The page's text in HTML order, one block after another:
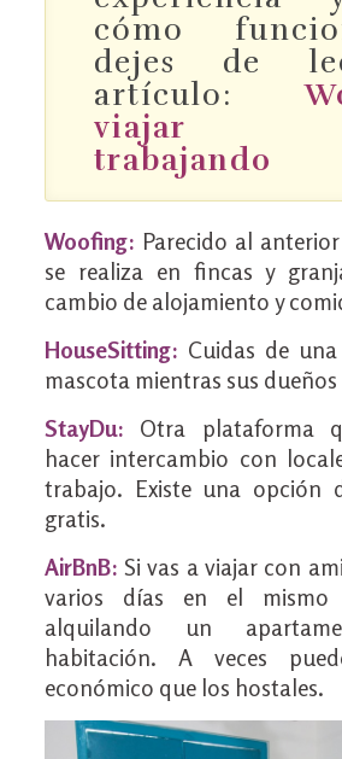
cómo
dejes de
artículo:
viajar
trabajando
Woofing: Parecido al
se realiza en fincas y
cambio de alojamiento y
HouseSitting: Cuidas de
mascota mientras sus dueños
StayDu: Otra plataforma
hacer intercambio con
trabajo. Existe una opción
gratis.
AirBnB: Si vas a viajar con
varios días en el mismo
alquilando un
habitación. A veces
económico que los hostales.